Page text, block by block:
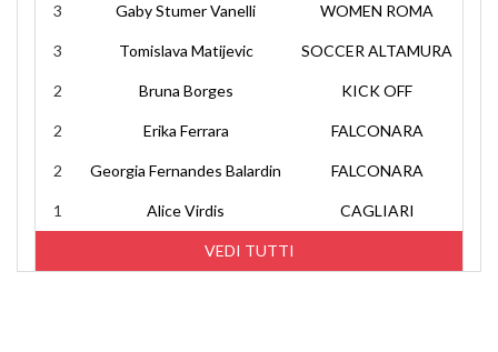
VEDI TUTTI
3 Gaby Stumer Vanelli WOMEN ROMA
3 Tomislava Matijevic SOCCER ALTAMURA
2 Bruna Borges KICK OFF
2 Erika Ferrara FALCONARA
2 Georgia Fernandes Balardin FALCONARA
1 Alice Virdis CAGLIARI